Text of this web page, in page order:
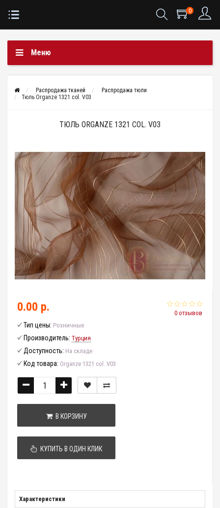
0
Меню
Распродажа тканей
Распродажа тюли
Тюль Organze 1321 col. V03
ТЮЛЬ ORGANZE 1321 COL. V03
0 отзывов
0.00 р.
Тип цены: Розничные
Производитель: Турция
Доступность: На складе
Код товара: Organze 1321 col. V03
В КОРЗИНУ
КУПИТЬ В ОДИН КЛИК
Характеристики